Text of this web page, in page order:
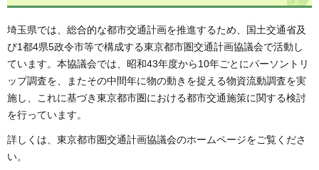
埼玉県では、総合的な都市交通計画を推進するため、国土交通省及
び1都4県5政令市等で構成する東京都市圏交通計画協議会で活動し
ています。本協議会では、昭和43年度から10年ごとにパーソントリ
ップ調査を、またその中間年に物の動きを捉える物資流動調査を実
施し、これに基づき東京都市圏における都市交通施策に関する検討
を行っています。
詳しくは、東京都市圏交通計画協議会のホームページをご覧くださ
い。